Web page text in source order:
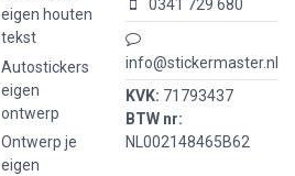
eigen houten
tekst
Autostickers
eigen
ontwerp
Ontwerp je
eigen
0341 729 680
info@stickermaster.nl
KVK: 71793437
BTW nr:
NL002148465B62